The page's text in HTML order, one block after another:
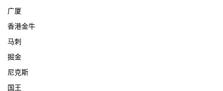
广厦
香港金牛
马刺
掘金
尼克斯
国王